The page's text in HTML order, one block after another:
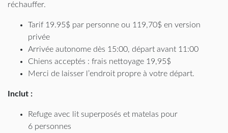
réchauffer.
Tarif 19.95$ par personne ou 119,70$ en version
privée
Arrivée autonome dès 15:00, départ avant 11:00
Chiens acceptés : frais nettoyage 19,95$
Merci de laisser l’endroit propre à votre départ.
Inclut :
Refuge avec lit superposés et matelas pour
6 personnes